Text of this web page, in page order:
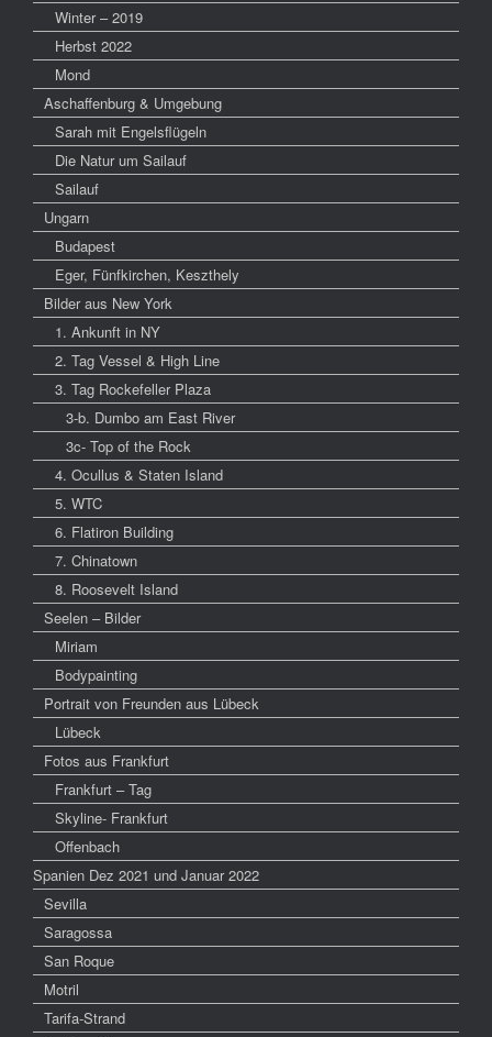
Winter – 2019
Herbst 2022
Mond
Aschaffenburg & Umgebung
Sarah mit Engelsflügeln
Die Natur um Sailauf
Sailauf
Ungarn
Budapest
Eger, Fünfkirchen, Keszthely
Bilder aus New York
1. Ankunft in NY
2. Tag Vessel & High Line
3. Tag Rockefeller Plaza
3-b. Dumbo am East River
3c- Top of the Rock
4. Ocullus & Staten Island
5. WTC
6. Flatiron Building
7. Chinatown
8. Roosevelt Island
Seelen – Bilder
Miriam
Bodypainting
Portrait von Freunden aus Lübeck
Lübeck
Fotos aus Frankfurt
Frankfurt – Tag
Skyline- Frankfurt
Offenbach
Spanien Dez 2021 und Januar 2022
Sevilla
Saragossa
San Roque
Motril
Tarifa-Strand